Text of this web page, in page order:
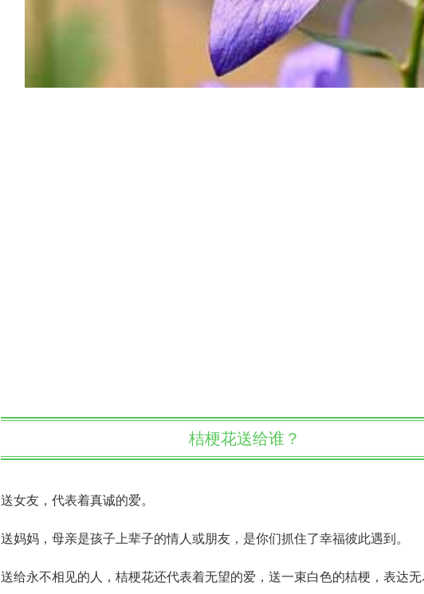
桔梗花送给谁？
送女友，代表着真诚的爱。
送妈妈，母亲是孩子上辈子的情人或朋友，是你们抓住了幸福彼此遇到。
送给永不相见的人，桔梗花还代表着无望的爱，送一束白色的桔梗，表达无